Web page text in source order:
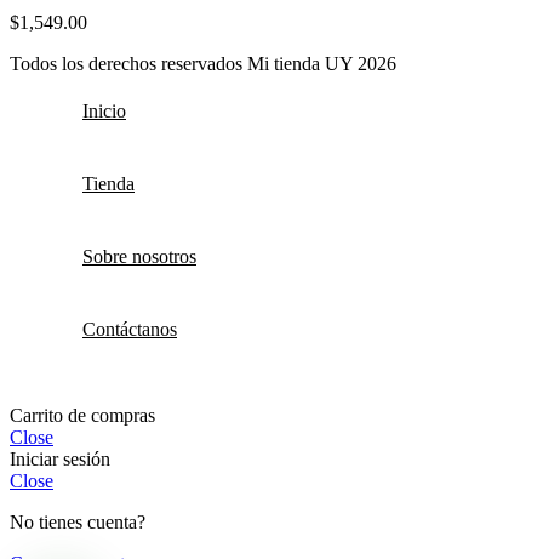
$1,549.00
Todos los derechos reservados Mi tienda UY 2026
Inicio
Tienda
Sobre nosotros
Contáctanos
Carrito de compras
Close
Iniciar sesión
Close
No tienes cuenta?